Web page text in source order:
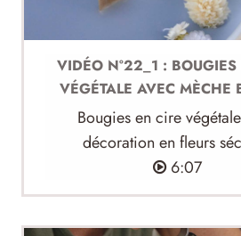
VIDÉO N°22_1 : BOUGIES
VÉGÉTALE AVEC MÈCHE
Bougies en cire
décoration en fleurs
6:07